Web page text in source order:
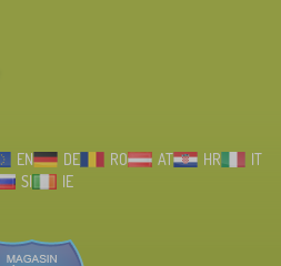
EN DE RO AT HR
IT
SI
IE